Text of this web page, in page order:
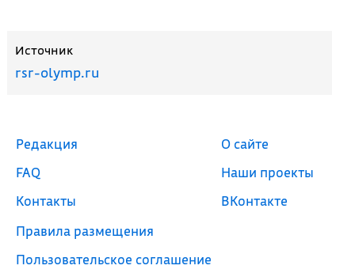
Источник
rsr-olymp.ru
Редакция
FAQ
Контакты
Правила размещения
Пользовательское соглашение
О сайте
Наши проекты
ВКонтакте